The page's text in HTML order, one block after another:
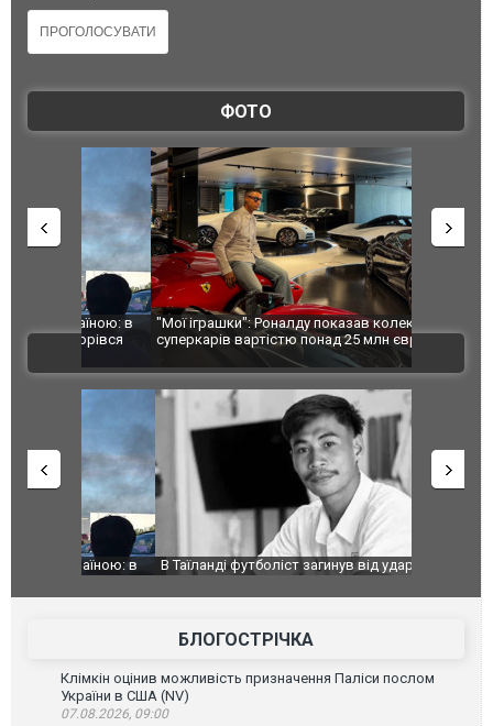
ФОТО
"Мої іграшки": Роналду показав колекцію
суперкарів вартістю понад 25 млн євро
Huawei
моделлю
ВІДЕО
В Таїланді футболіст загинув від удару
блискавки під час матчу: ще 12 людей
постраждали. ВІДЕО
БЛОГОСТРІЧКА
Клімкін оцінив можливість призначення Паліси послом
України в США (NV)
07.08.2026, 09:00